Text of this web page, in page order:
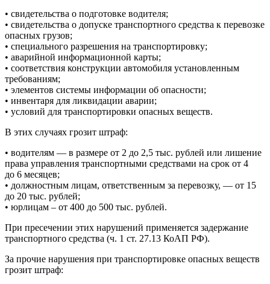
• свидетельства о подготовке водителя;
• свидетельства о допуске транспортного средства к перевозке
опасных грузов;
• специального разрешения на транспортировку;
• аварийной информационной карты;
• соответствия конструкции автомобиля установленным
требованиям;
• элементов системы информации об опасности;
• инвентаря для ликвидации аварии;
• условий для транспортировки опасных веществ.
В этих случаях грозит штраф:
• водителям — в размере от 2 до 2,5 тыс. рублей или лишение
права управления транспортными средствами на срок от 4
до 6 месяцев;
• должностным лицам, ответственным за перевозку, — от 15
до 20 тыс. рублей;
• юрлицам – от 400 до 500 тыс. рублей.
При пресечении этих нарушений применяется задержание
транспортного средства (ч. 1 ст. 27.13 КоАП РФ).
За прочие нарушения при транспортировке опасных веществ
грозит штраф: